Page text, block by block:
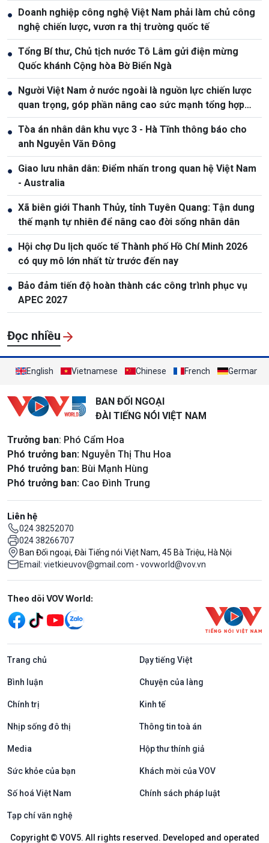
● Doanh nghiệp công nghệ Việt Nam phải làm chủ công
nghệ chiến lược, vươn ra thị trường quốc tế
● Tổng Bí thư, Chủ tịch nước Tô Lâm gửi điện mừng
Quốc khánh Cộng hòa Bờ Biển Ngà
● Người Việt Nam ở nước ngoài là nguồn lực chiến lược
quan trọng, góp phần nâng cao sức mạnh tổng hợp
quốc gia
● Tòa án nhân dân khu vực 3 - Hà Tĩnh thông báo cho
anh Nguyễn Văn Đông
● Giao lưu nhân dân: Điểm nhấn trong quan hệ Việt Nam
- Australia
● Xã biên giới Thanh Thủy, tỉnh Tuyên Quang: Tận dung
thế mạnh tự nhiên để nâng cao đời sống nhân dân
● Hội chợ Du lịch quốc tế Thành phố Hồ Chí Minh 2026
có quy mô lớn nhất từ trước đến nay
● Bảo đảm tiến độ hoàn thành các công trình phục vụ
APEC 2027
Đọc nhiều
English Vietnamese Chinese French German
BAN ĐỐI NGOẠI
ĐÀI TIẾNG NÓI VIỆT NAM
Trưởng ban: Phó Cẩm Hoa
Phó trưởng ban: Nguyễn Thị Thu Hoa
Phó trưởng ban: Bùi Mạnh Hùng
Phó trưởng ban: Cao Đình Trung
Liên hệ
024 38252070
024 38266707
Ban Đối ngoại, Đài Tiếng nói Việt Nam, 45 Bà Triệu, Hà Nội
Email: vietkieuvov@gmail.com - vovworld@vov.vn
Mạng xã hội
Theo dõi VOV World:
Trang chủ Dạy tiếng Việt
Bình luận Chuyện của làng
Chính trị Kinh tế
Nhịp sống đô thị Thông tin toà án
Media Hộp thư thính giả
Sức khỏe của bạn Khách mời của VOV
Số hoá Việt Nam Chính sách pháp luật
Tạp chí văn nghệ
Copyright © VOV5. All rights reserved. Developed and operated